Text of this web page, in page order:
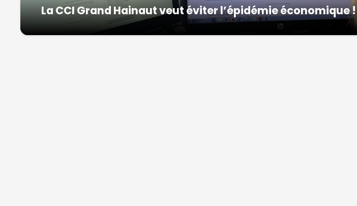
La CCI Grand Hainaut veut éviter l’épidémie économique !